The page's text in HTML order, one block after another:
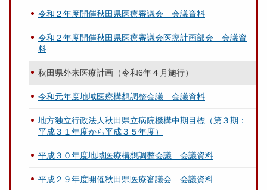
令和２年度開催秋田県医療審議会 会議資料
令和２年度開催秋田県医療審議会医療計画部会 会議資
料
秋田県外来医療計画（令和6年４月施行）
令和元年度地域医療構想調整会議 会議資料
地方独立行政法人秋田県立病院機構中期目標（第３期：
平成３１年度から平成３５年度）
平成３０年度地域医療構想調整会議 会議資料
平成２９年度開催秋田県医療審議会 会議資料